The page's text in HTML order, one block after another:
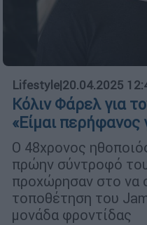
Lifestyle|20.04.2025
Κόλιν Φάρελ για
«Είμαι περήφανος
Ο 48χρονος
πρώην σύντροφό
προχώρησαν στο να
τοποθέτηση του
μονάδα φροντίδας